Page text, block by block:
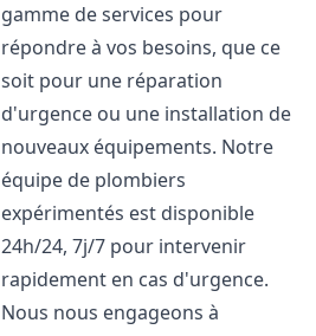
gamme de services pour
répondre à vos besoins, que ce
soit pour une réparation
d'urgence ou une installation de
nouveaux équipements. Notre
équipe de plombiers
expérimentés est disponible
24h/24, 7j/7 pour intervenir
rapidement en cas d'urgence.
Nous nous engageons à